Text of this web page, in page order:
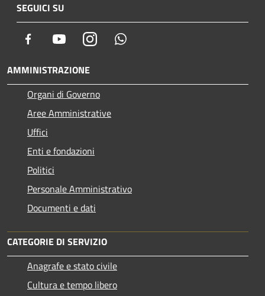
SEGUICI SU
Facebook YoutubeInstagram
AMMINISTRAZIONE
Organi di Governo
Aree Amministrative
Uffici
Enti e fondazioni
Politici
Personale Amministrativo
Documenti e dati
CATEGORIE DI SERVIZIO
Anagrafe e stato civile
Cultura e tempo libero